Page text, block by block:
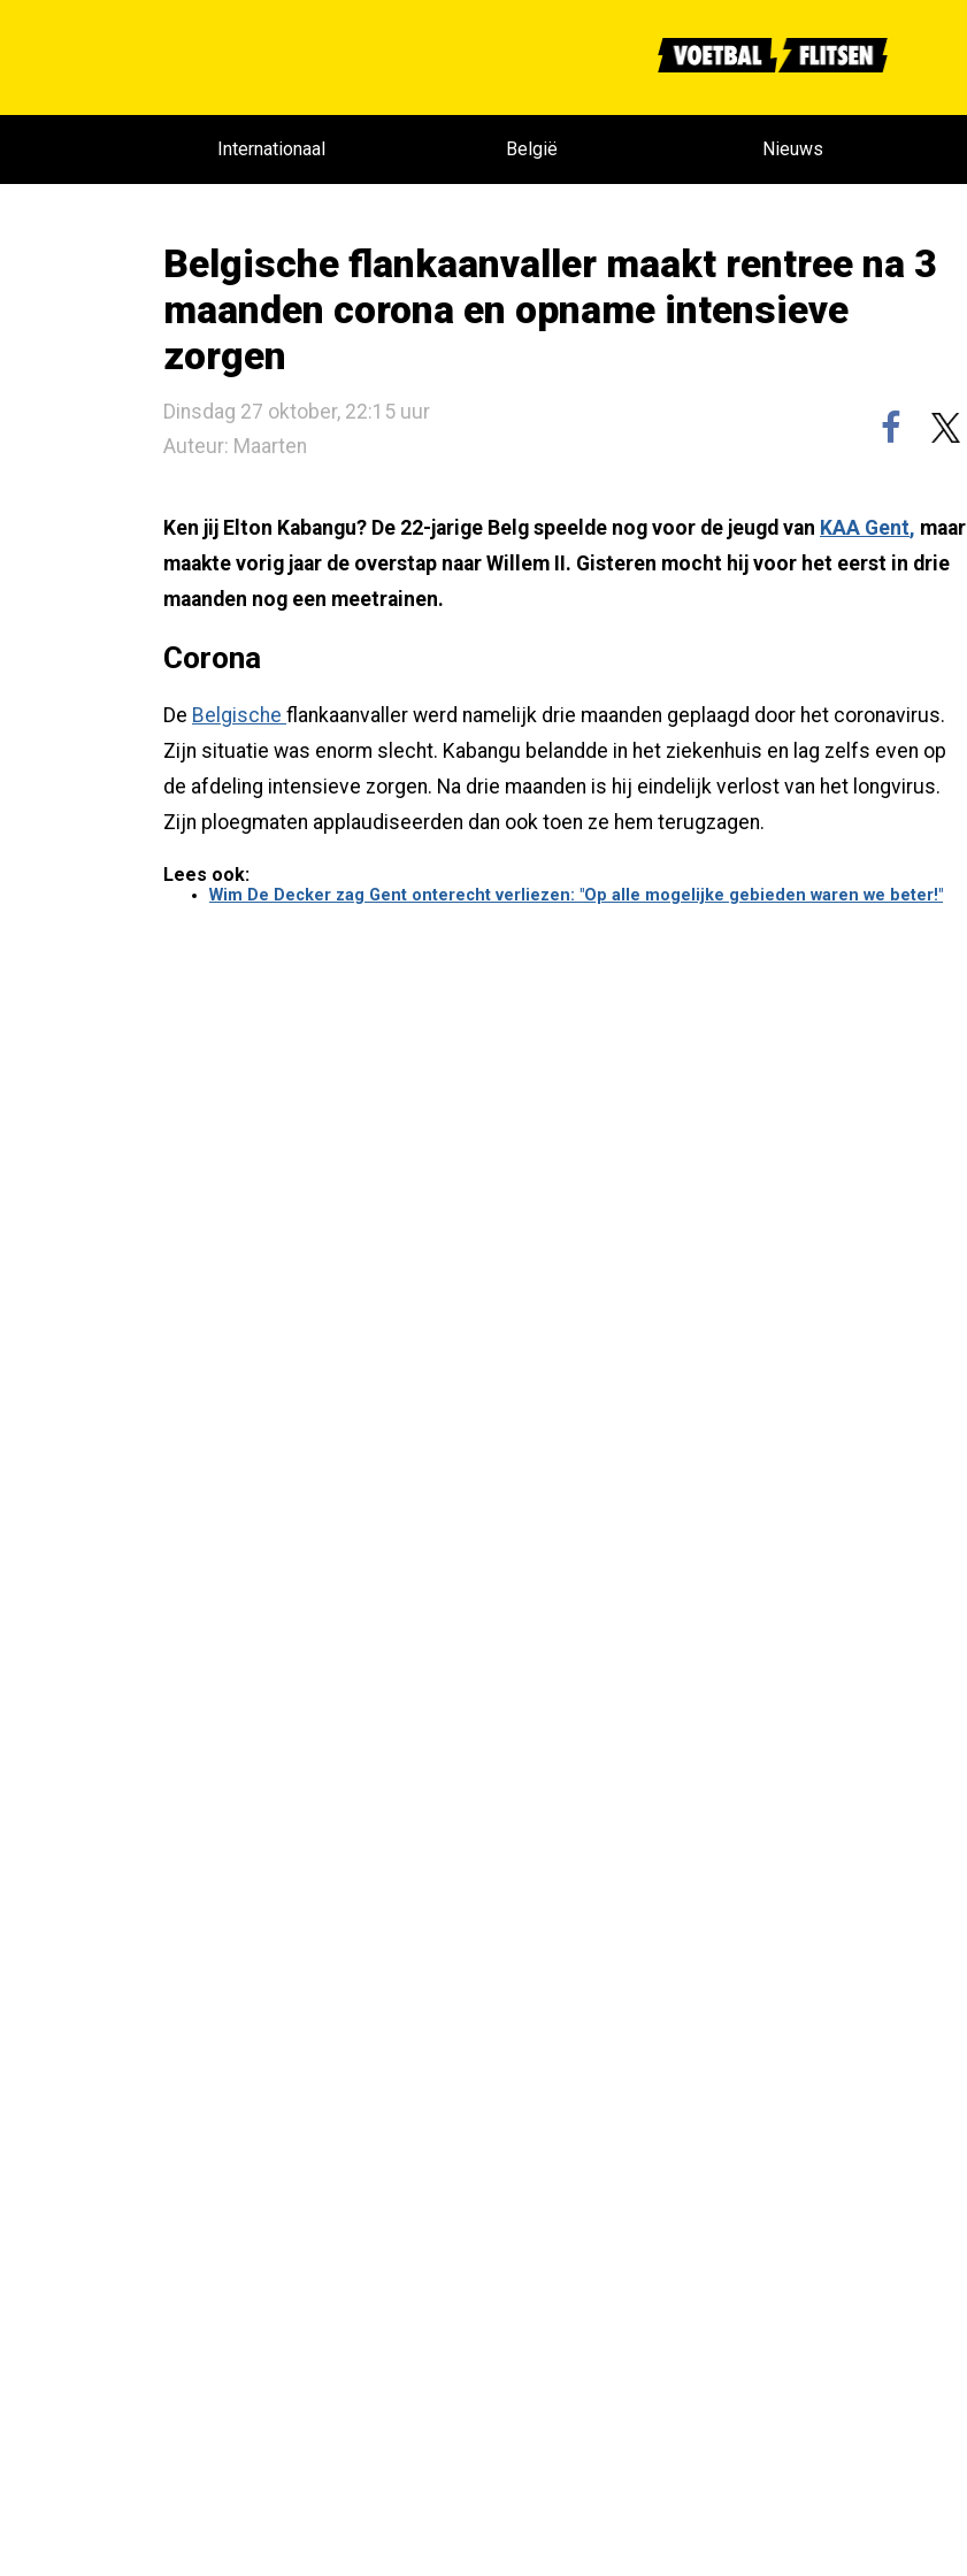
Internationaal België Nieuws
Belgische flankaanvaller maakt rentree na 3
maanden corona en opname intensieve
zorgen
Dinsdag 27 oktober, 22:15 uur
Auteur: Maarten
Ken jij Elton Kabangu? De 22-jarige Belg speelde nog voor de jeugd van KAA Gent, maar
maakte vorig jaar de overstap naar Willem II. Gisteren mocht hij voor het eerst in drie
maanden nog een meetrainen.
Corona
De Belgische flankaanvaller werd namelijk drie maanden geplaagd door het coronavirus.
Zijn situatie was enorm slecht. Kabangu belandde in het ziekenhuis en lag zelfs even op
de afdeling intensieve zorgen. Na drie maanden is hij eindelijk verlost van het longvirus.
Zijn ploegmaten applaudiseerden dan ook toen ze hem terugzagen.
Lees ook:
Wim De Decker zag Gent onterecht verliezen: "Op alle mogelijke gebieden waren we beter!"